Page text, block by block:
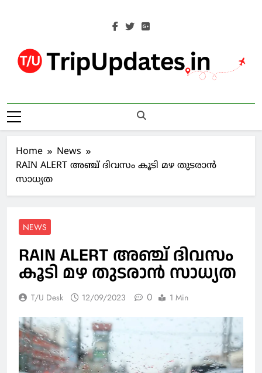
Trip Updates
Home
News
RAIN ALERT അഞ്ച് ദിവസം കൂടി മഴ തുടരാന്‍
സാധ്യത
NEWS
RAIN ALERT അഞ്ച് ദിവസം
കൂടി മഴ തുടരാന്‍ സാധ്യത
T/U Desk 12/09/2023 0 1 Min